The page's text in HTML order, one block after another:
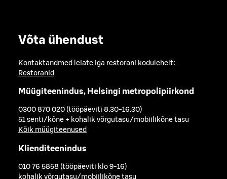
Võta ühendust
Kontaktandmed leiate iga restorani kodulehelt:
Restoranid
Müügiteenindus, Helsingi metropolipiirkond
0300 870 020 (tööpäeviti 8.30-16.30)
51 senti/kõne + kohalik võrgutasu/mobiilikõne tasu
Kõik müügiteenused
Klienditeenindus
010 76 5858 (tööpäeviti klo 9-16)
kohalik võrgutasu/mobiilikõne tasu